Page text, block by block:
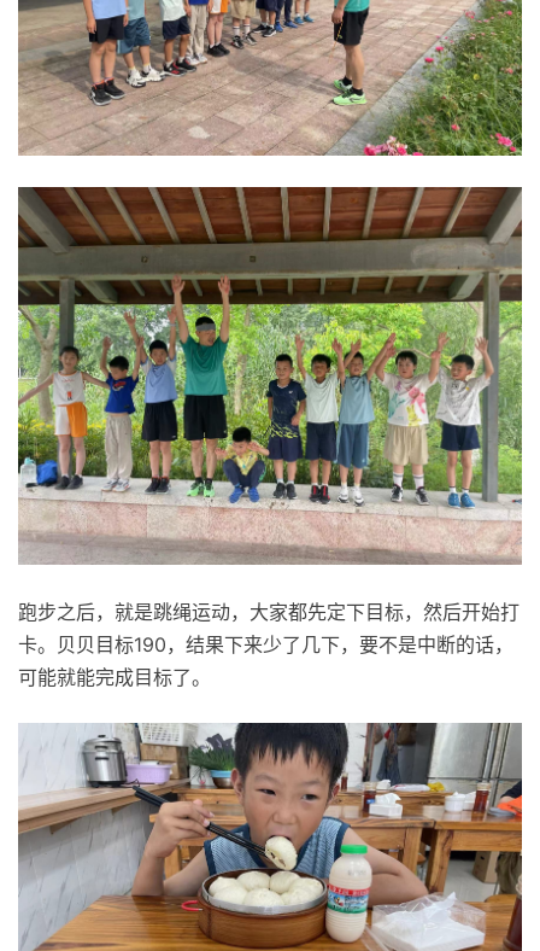
跑步之后，就是跳绳运动，大家都先定下目标，然后开始打
卡。贝贝目标190，结果下来少了几下，要不是中断的话，
可能就能完成目标了。